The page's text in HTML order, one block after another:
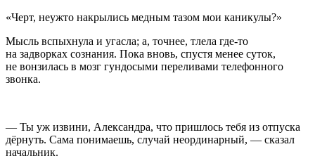
«Черт, неужто накрылись медным тазом мои каникулы?»
Мысль вспыхнула и угасла; а, точнее, тлела где-то
на задворках сознания. Пока вновь, спустя менее суток,
не вонзилась в мозг гундосыми переливами телефонного
звонка.
— Ты уж извини, Александра, что пришлось тебя из отпуска
дёрнуть. Сама понимаешь, случай неординарный, — сказал
начальник.